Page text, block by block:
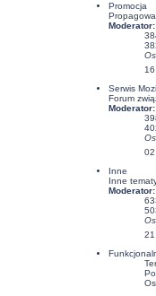
Promocja
Moderator:
Serwis
Forum
Moderator:
Inne
Inne
Moderator: